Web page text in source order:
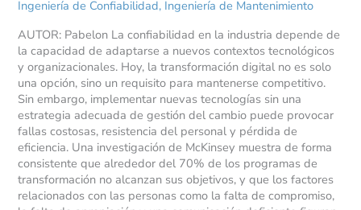
Ingeniería de Confiabilidad, Ingeniería de Mantenimiento
AUTOR: Pabelon La confiabilidad en la industria depende de
la capacidad de adaptarse a nuevos contextos tecnológicos
y organizacionales. Hoy, la transformación digital no es solo
una opción, sino un requisito para mantenerse competitivo.
Sin embargo, implementar nuevas tecnologías sin una
estrategia adecuada de gestión del cambio puede provocar
fallas costosas, resistencia del personal y pérdida de
eficiencia. Una investigación de McKinsey muestra de forma
consistente que alrededor del 70% de los programas de
transformación no alcanzan sus objetivos, y que los factores
relacionados con las personas como la falta de compromiso,
para
la
transformación
digital